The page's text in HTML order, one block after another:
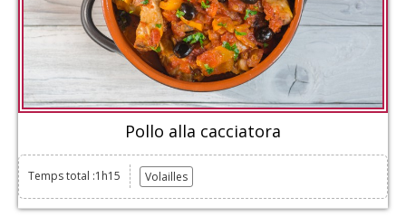
Pollo alla cacciatora
Temps total :1h15 Volailles